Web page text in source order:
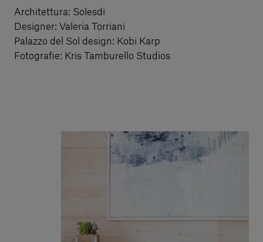
Architettura: Solesdi
Designer: Valeria Torriani
Palazzo del Sol design: Kobi Karp
Fotografie: Kris Tamburello Studios